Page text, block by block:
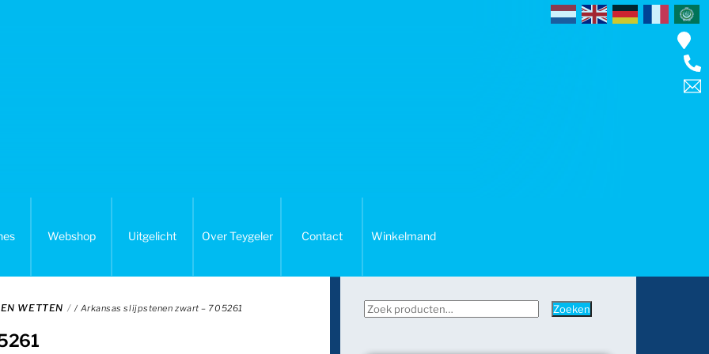
Webshop Uitgelicht Over Teygeler Contact Winkelmand
WETTEN / Arkansas slijpstenen zwart – 705261
Zoeken
Zoeken